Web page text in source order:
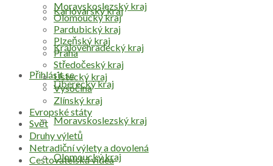
Přihlásit se
Karlovarský kraj
Královéhradecký kraj
Liberecký kraj
Moravskoslezský kraj
Olomoucký kraj
Moravskoslezský kraj
Olomoucký kraj
Pardubický kraj
Plzeňský kraj
Praha
Středočeský kraj
Ústecký kraj
Vysočina
Zlínský kraj
Evropské státy
Svět
Druhy výletů
Netradiční výlety a dovolená
Cestovatelská videa